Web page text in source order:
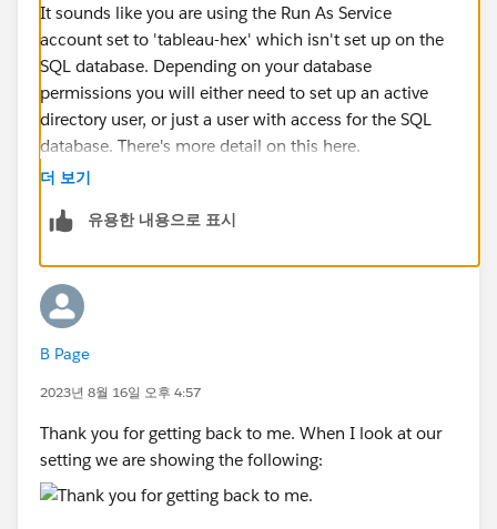
It sounds like you are using the Run As Service
account set to 'tableau-hex' which isn't set up on the
SQL database. Depending on your database
permissions you will either need to set up an active
directory user, or just a user with access for the SQL
database. There's more detail on this here.
https://help.tableau.com/current/server/en-
더 보기
유용한 내용으로 표시
B Page
2023년 8월 16일 오후 4:57
Thank you for getting back to me. When I look at our
setting we are showing the following: